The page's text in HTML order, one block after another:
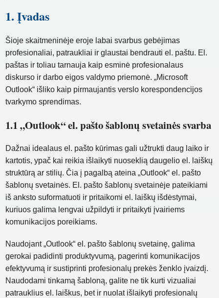
1. Įvadas
Šioje skaitmeninėje eroje labai svarbus gebėjimas
profesionaliai, patraukliai ir glaustai bendrauti el. paštu. El.
paštas ir toliau tarnauja kaip esminė profesionalaus
diskurso ir darbo eigos valdymo priemonė. „Microsoft
Outlook“ išliko kaip pirmaujantis verslo korespondencijos
tvarkymo sprendimas.
1.1 „Outlook“ el. pašto šablonų svetainės svarba
Dažnai idealaus el. pašto kūrimas gali užtrukti daug laiko ir
kartotis, ypač kai reikia išlaikyti nuoseklią daugelio el. laiškų
struktūrą ar stilių. Čia į pagalbą ateina „Outlook“ el. pašto
šablonų svetainės. El. pašto šablonų svetainėje pateikiami
iš anksto suformatuoti ir pritaikomi el. laiškų išdėstymai,
kuriuos galima lengvai užpildyti ir pritaikyti įvairiems
komunikacijos poreikiams.
Naudojant „Outlook“ el. pašto šablonų svetainę, galima
gerokai padidinti produktyvumą, pagerinti komunikacijos
efektyvumą ir sustiprinti profesionalų prekės ženklo įvaizdį.
Naudodami tinkamą šabloną, galite ne tik kurti vizualiai
patrauklius el. laiškus, bet ir nuolat išlaikyti profesionalų